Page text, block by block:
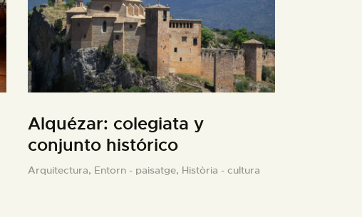
Alquézar: colegiata y
conjunto histórico
Arquitectura, Entorn - paisatge, Història - cultura